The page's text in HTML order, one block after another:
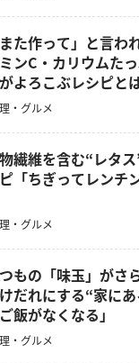
また作って」と言わ
ンC・カリウムた
よろこぶレシピと
・グルメ
繊維を含む“レタ
「ちぎってレンチ
・グルメ
もの「味玉」がさ
だれにする“家に
ご飯がなくなる」
・グルメ